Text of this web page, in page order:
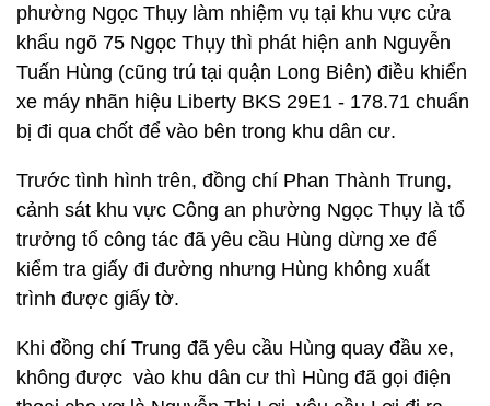
phường Ngọc Thụy làm nhiệm vụ tại khu vực cửa
khẩu ngõ 75 Ngọc Thụy thì phát hiện anh Nguyễn
Tuấn Hùng (cũng trú tại quận Long Biên) điều khiển
xe máy nhãn hiệu Liberty BKS 29E1 - 178.71 chuẩn
bị đi qua chốt để vào bên trong khu dân cư.
Trước tình hình trên, đồng chí Phan Thành Trung,
cảnh sát khu vực Công an phường Ngọc Thụy là tổ
trưởng tổ công tác đã yêu cầu Hùng dừng xe để
kiểm tra giấy đi đường nhưng Hùng không xuất
trình được giấy tờ.
Khi đồng chí Trung đã yêu cầu Hùng quay đầu xe,
không được vào khu dân cư thì Hùng đã gọi điện